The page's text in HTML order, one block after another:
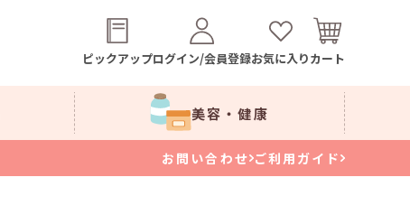
ピックアップログイン/会員登録お気に入りカート
美容・健康
お問い合わせ ご利用ガイド